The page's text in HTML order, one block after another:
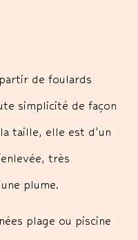
de foulards
simplicité de façon
taille, elle est d’un
très
plume.
plage ou piscine